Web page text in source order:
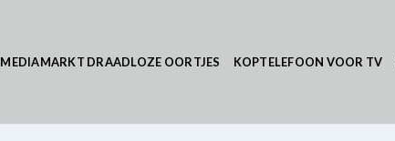
MEDIAMARKT DRAADLOZE OORTJES KOPTELEFOON VOOR TV